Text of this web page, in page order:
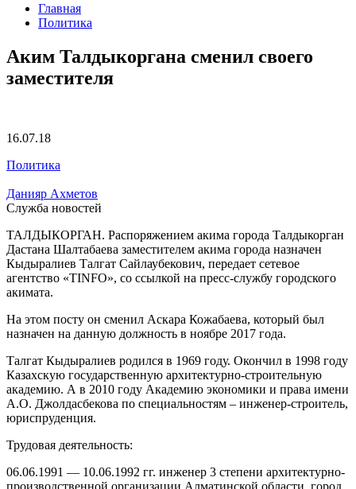
Главная
Политика
Аким Талдыкоргана сменил своего
заместителя
16.07.18
Политика
Данияр Ахметов
Служба новостей
ТАЛДЫКОРГАН. Распоряжением акима города Талдыкорган
Дастана Шалтабаева заместителем акима города назначен
Кыдыралиев Талгат Сайлаубекович, передает сетевое
агентство «TINFO», со ссылкой на пресс-службу городского
акимата.
На этом посту он сменил Аскара Кожабаева, который был
назначен на данную должность в ноябре 2017 года.
Талгат Кыдыралиев родился в 1969 году. Окончил в 1998 году
Казахскую государственную архитектурно-строительную
академию. А в 2010 году Академию экономики и права имени
А.О. Джолдасбекова по специальностям – инженер-строитель,
юриспруденция.
Трудовая деятельность:
06.06.1991 — 10.06.1992 гг. инженер 3 степени архитектурно-